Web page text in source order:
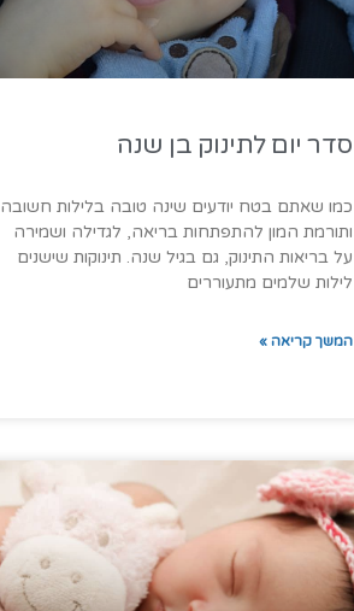
סדר יום לתינוק בן שנה
כמו שאתם בטח יודעים שינה טובה בלילות חשובה
ותורמת המון להתפתחות בריאה, לגדילה ושמירה
על בריאות התינוק, גם בגיל שנה. תינוקות שישנים
לילות שלמים מתעוררים
המשך קריאה »